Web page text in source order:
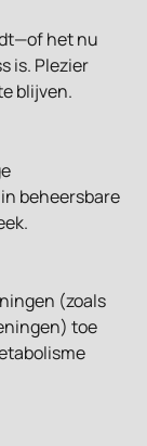
het nu
is. Plezier
blijven.
beheersbare
(zoals
toe